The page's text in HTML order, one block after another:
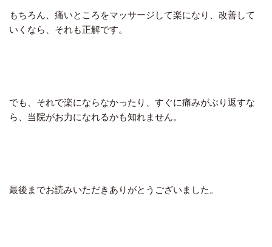
もちろん、痛いところをマッサージして楽になり、改善して
いくなら、それも正解です。
でも、それで楽にならなかったり、すぐに痛みがぶり返すな
ら、当院がお力になれるかも知れません。
最後までお読みいただきありがとうございました。